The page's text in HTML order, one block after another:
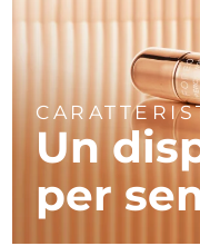
Un
per